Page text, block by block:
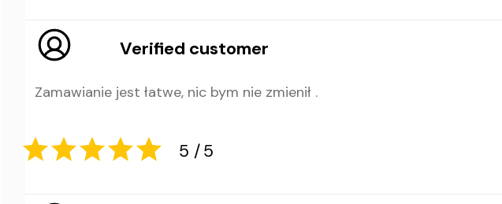
5 5
Verified customer
Zamawianie jest łatwe, nic bym nie zmienił .